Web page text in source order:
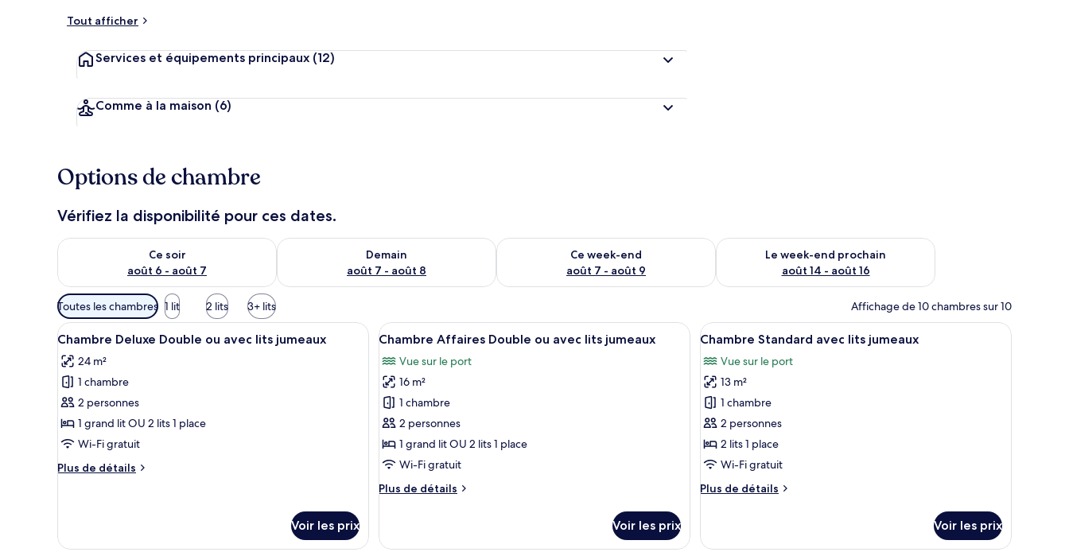
Tout afficher
Services et équipements principaux (12)
Comme à la maison (6)
Options de chambre
Vérifiez la disponibilité pour ces dates.
Ce soir
août 6 - août 7
Vérifier la disponibilité pour ce soir août 6 - août 7
Demain
août 7 - août 8
Vérifier la disponibilité pour demain août 7 - août 8
Ce week-end
août 7 - août 9
Vérifier la disponibilité pour ce week-end août 7 - août 9
Le week-end prochain
août 14 - août 16
Vérifier la disponibilité pour le week-end prochain août 14 -
Filtres
disponibles
pour
les
chambres
Toutes les chambres 1 lit 2 lits 3+ lits Affichage de 10 chambres sur 10
Afficher
toutes
les
photos
pour
ce
type
chambre :
Une chambre d’hôtel avec un grand lit, un bureau, une chaise et un téléviseur.
4
Chambre Deluxe Double ou avec lits jumeaux
24 m²
1 chambre
2 personnes
1 grand lit OU 2 lits 1 place
Wi-Fi gratuit
Plus de détails
Plus
type
Voir les prix
Afficher
toutes
les
photos
pour
ce
type
de
chambre :
Chambre
4
Chambre Affaires Double ou avec lits jumeaux
Vue sur le port
16 m²
1 chambre
2 personnes
1 grand lit OU 2 lits 1 place
Wi-Fi gratuit
Plus de détails
Plus
le
Voir les prix
Afficher
toutes
les
photos
pour
ce
type
de
chambre :
Chambre
Une chambre d’hôtel avec deux lits, un
4
Chambre Standard avec lits jumeaux
Vue sur le port
13 m²
1 chambre
2 personnes
2 lits 1 place
Wi-Fi gratuit
Plus de détails
Plus
le
Voir les prix